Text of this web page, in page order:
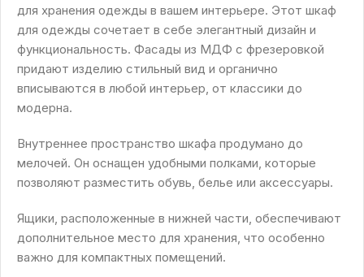
для хранения одежды в вашем интерьере. Этот шкаф
для одежды сочетает в себе элегантный дизайн и
функциональность. Фасады из МДФ с фрезеровкой
придают изделию стильный вид и органично
вписываются в любой интерьер, от классики до
модерна.
Внутреннее пространство шкафа продумано до
мелочей. Он оснащен удобными полками, которые
позволяют разместить обувь, белье или аксессуары.
Ящики, расположенные в нижней части, обеспечивают
дополнительное место для хранения, что особенно
важно для компактных помещений.